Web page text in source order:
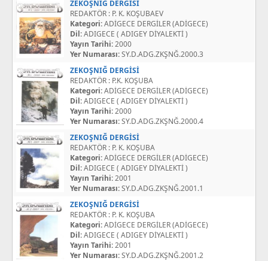
ZEKOŞNIĞ DERGİSİ
REDAKTÖR : P. K. KOŞUBAEV
Kategori:ADİGECE DERGİLER (ADİGECE)
Dil:ADIGECE ( ADIGEY DİYALEKTİ )
Yayın Tarihi:2000
Yer Numarası:SY.D.ADG.ZKŞNĞ.2000.3
ZEKOŞNIĞ DERGİSİ
REDAKTÖR : P.K. KOŞUBA
Kategori:ADİGECE DERGİLER (ADİGECE)
Dil:ADIGECE ( ADIGEY DİYALEKTİ )
Yayın Tarihi:2000
Yer Numarası:SY.D.ADG.ZKŞNĞ.2000.4
ZEKOŞNIĞ DERGİSİ
REDAKTÖR : P. K. KOŞUBA
Kategori:ADİGECE DERGİLER (ADİGECE)
Dil:ADIGECE ( ADIGEY DİYALEKTİ )
Yayın Tarihi:2001
Yer Numarası:SY.D.ADG.ZKŞNĞ.2001.1
ZEKOŞNIĞ DERGİSİ
REDAKTÖR : P. K. KOŞUBA
Kategori:ADİGECE DERGİLER (ADİGECE)
Dil:ADIGECE ( ADIGEY DİYALEKTİ )
Yayın Tarihi:2001
Yer Numarası:SY.D.ADG.ZKŞNĞ.2001.2